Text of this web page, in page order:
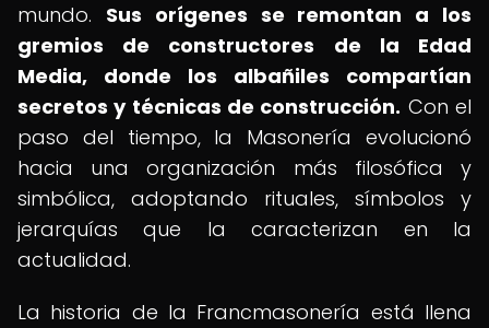
mundo. Sus orígenes se remontan a los
gremios de constructores de la Edad
Media, donde los albañiles compartían
secretos y técnicas de construcción. Con el
paso del tiempo, la Masonería evolucionó
hacia una organización más filosófica y
simbólica, adoptando rituales, símbolos y
jerarquías que la caracterizan en la
actualidad.
La historia de la Francmasonería está llena